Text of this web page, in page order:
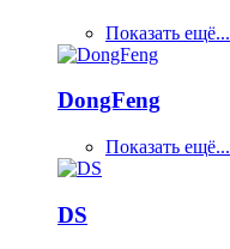
Показать ещё...
DongFeng
Показать ещё...
DS